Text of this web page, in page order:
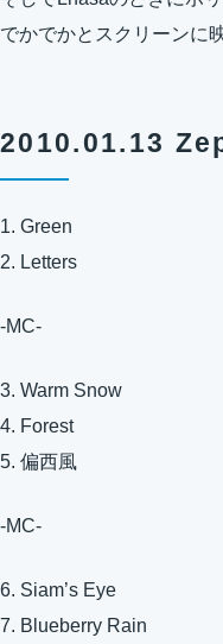
でかでかとスクリーンに
2010.01.13
1. Green
2. Letters
-MC-
3. Warm Snow
4. Forest
5. 偏西風
-MC-
6. Siam’s Eye
7. Blueberry Rain